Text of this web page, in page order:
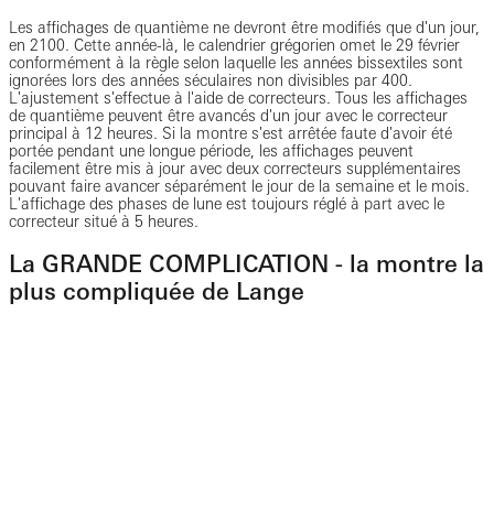
Les affichages de quantième ne devront être modifiés que d'un jour,
en 2100. Cette année-là, le calendrier grégorien omet le 29 février
conformément à la règle selon laquelle les années bissextiles sont
ignorées lors des années séculaires non divisibles par 400.
L'ajustement s'effectue à l'aide de correcteurs. Tous les affichages
de quantième peuvent être avancés d'un jour avec le correcteur
principal à 12 heures. Si la montre s'est arrêtée faute d'avoir été
portée pendant une longue période, les affichages peuvent
facilement être mis à jour avec deux correcteurs supplémentaires
pouvant faire avancer séparément le jour de la semaine et le mois.
L'affichage des phases de lune est toujours réglé à part avec le
correcteur situé à 5 heures.
La GRANDE COMPLICATION - la montre la
plus compliquée de Lange